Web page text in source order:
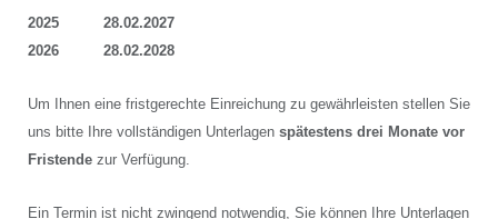
2025 28.02.2027
2026 28.02.2028
Um Ihnen eine fristgerechte Einreichung zu gewährleisten stellen Sie
uns bitte Ihre vollständigen Unterlagen spätestens drei Monate vor
Fristendezur Verfügung.
Ein Termin ist nicht zwingend notwendig, Sie können Ihre Unterlagen